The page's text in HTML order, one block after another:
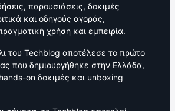
παρουσιάσεις, δοκιμές
και οδηγούς αγοράς,
χρήση και εμπειρία.
του Techblog αποτέλεσε το πρώτο
που δημιουργήθηκε στην Ελλάδα,
on δοκιμές και unboxing